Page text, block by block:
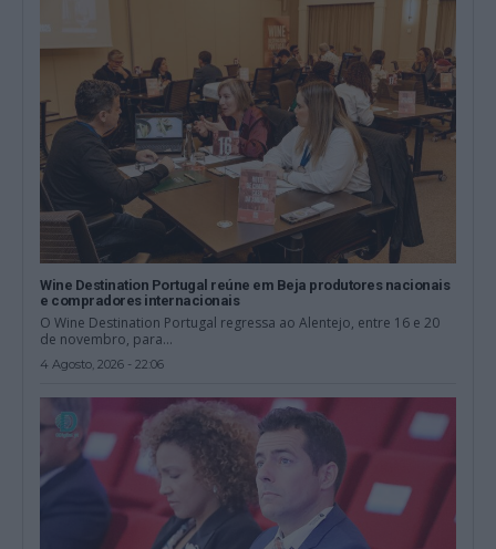
Wine Destination Portugal reúne em Beja produtores nacionais
e compradores internacionais
O Wine Destination Portugal regressa ao Alentejo, entre 16 e 20
de novembro, para...
4 Agosto, 2026 - 22:06